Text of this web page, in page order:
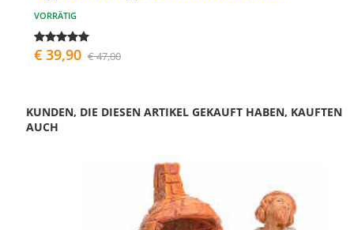
VORRÄTIG
€ 39,90 € 47,00
KUNDEN, DIE DIESEN ARTIKEL GEKAUFT HABEN, KAUFTEN
AUCH